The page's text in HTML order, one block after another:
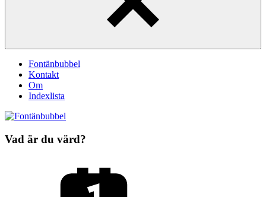
Fontänbubbel
Kontakt
Om
Indexlista
Vad är du värd?